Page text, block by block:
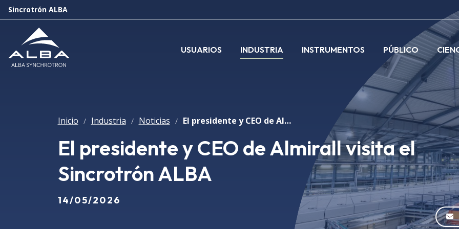
Sincrotrón ALBA
USUARIOS INDUSTRIA INSTRUMENTOS PÚBLICO
Inicio / Industria / Noticias / El presidente y CEO de Almirall visita el Sincrotrón ALBA
El presidente y CEO de Almirall visita el
Sincrotrón ALBA
14/05/2026